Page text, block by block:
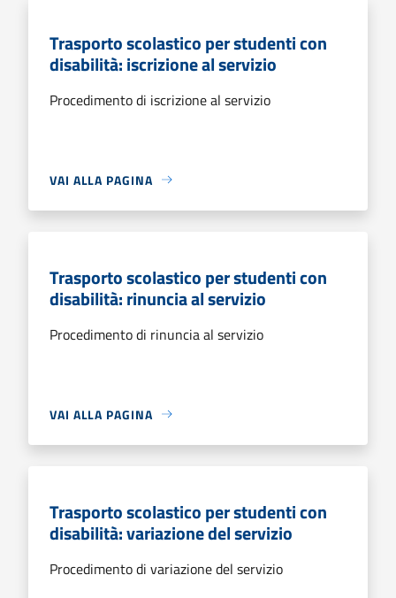
Trasporto scolastico per studenti con
disabilità: iscrizione al servizio
Procedimento di iscrizione al servizio
VAI ALLA PAGINA
Trasporto scolastico per studenti con
disabilità: rinuncia al servizio
Procedimento di rinuncia al servizio
VAI ALLA PAGINA
Trasporto scolastico per studenti con
disabilità: variazione del servizio
Procedimento di variazione del servizio